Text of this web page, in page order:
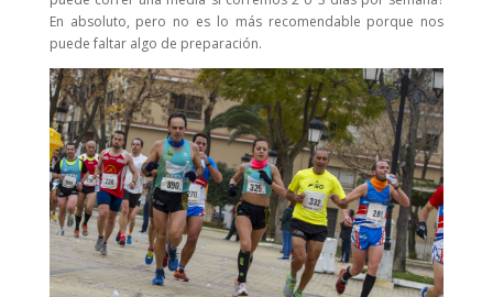
En absoluto, pero no es lo más recomendable porque nos
puede faltar algo de preparación.